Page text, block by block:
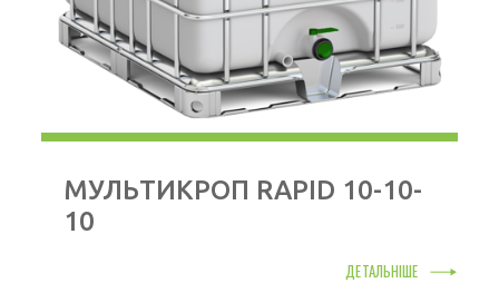
МУЛЬТИКРОП RAPID 10-10-
10
ДЕТАЛЬНІШЕ